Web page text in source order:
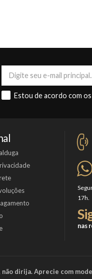
Estou de acordo com os
17h.
nas
não dirija. Aprecie com